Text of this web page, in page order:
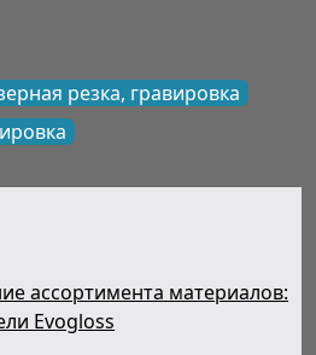
резка, гравировка
ассортимента материалов:
Evogloss